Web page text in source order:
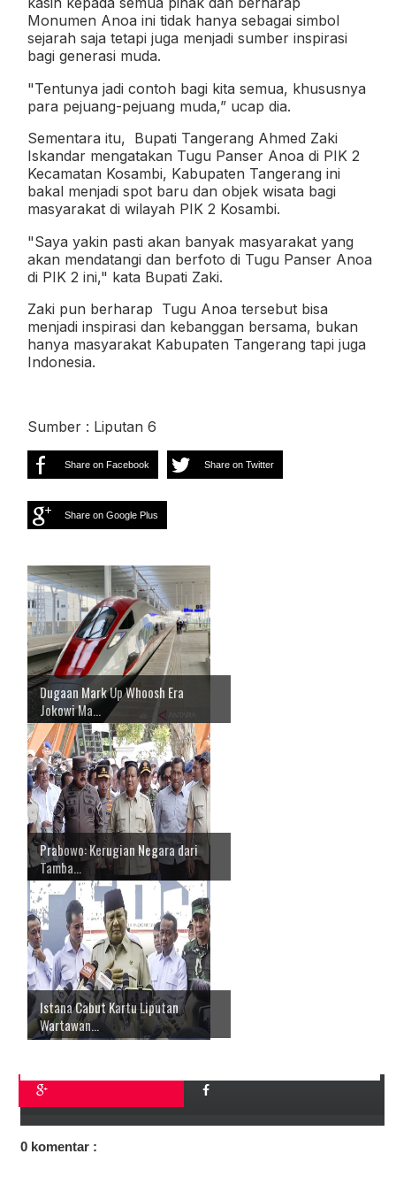
Monumen Anoa ini tidak hanya sebagai simbol
sejarah saja tetapi juga menjadi sumber inspirasi
bagi generasi muda.
"Tentunya jadi contoh bagi kita semua, khususnya
para pejuang-pejuang muda,” ucap dia.
Sementara itu, Bupati Tangerang Ahmed Zaki
Iskandar mengatakan Tugu Panser Anoa di PIK 2
Kecamatan Kosambi, Kabupaten Tangerang ini
bakal menjadi spot baru dan objek wisata bagi
masyarakat di wilayah PIK 2 Kosambi.
"Saya yakin pasti akan banyak masyarakat yang
akan mendatangi dan berfoto di Tugu Panser Anoa
di PIK 2 ini," kata Bupati Zaki.
Zaki pun berharap Tugu Anoa tersebut bisa
menjadi inspirasi dan kebanggan bersama, bukan
hanya masyarakat Kabupaten Tangerang tapi juga
Indonesia.
Sumber : Liputan 6
Share on Facebook Share on Twitter
Share on Google Plus
Dugaan Mark Up Whoosh Era
Jokowi Ma...
Prabowo: Kerugian Negara dari
Tamba...
Istana Cabut Kartu Liputan
Wartawan...
0 komentar :